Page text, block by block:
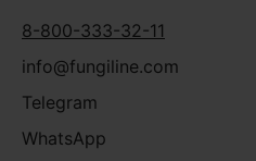
8-800-333-32-11
info@fungiline.com
Telegram
WhatsApp